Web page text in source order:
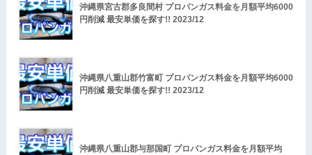
沖縄県宮古郡多良間村 プロパンガス料金を月額平均6000
円削減 最安単価を探す!! 2023/12
沖縄県八重山郡竹富町 プロパンガス料金を月額平均6000
円削減 最安単価を探す!! 2023/12
沖縄県八重山郡与那国町 プロパンガス料金を月額平均